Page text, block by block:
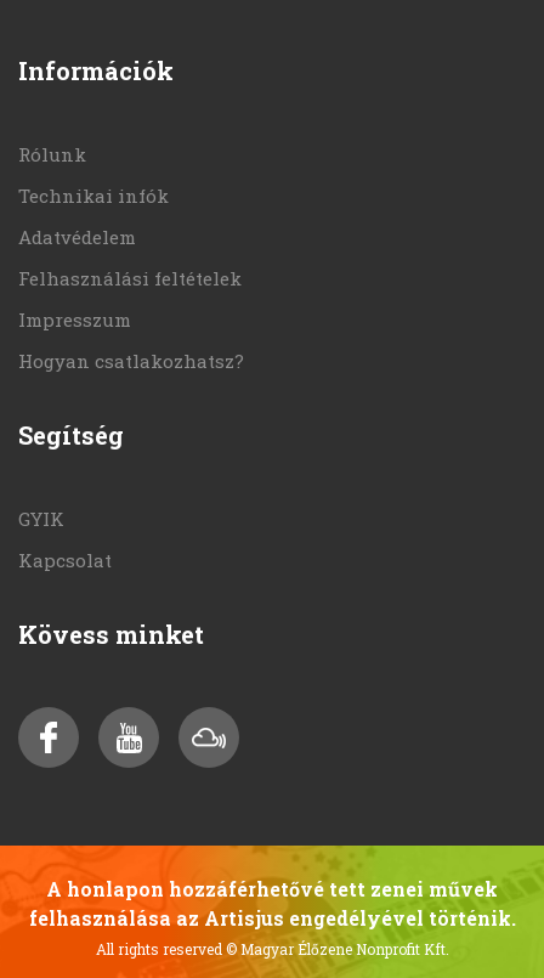
Információk
Rólunk
Technikai infók
Adatvédelem
Felhasználási feltételek
Impresszum
Hogyan csatlakozhatsz?
Segítség
GYIK
Kapcsolat
Kövess minket
A honlapon hozzáférhetővé tett zenei művek
felhasználása az Artisjus engedélyével történik.
All rights reserved © Magyar Élőzene Nonprofit Kft.